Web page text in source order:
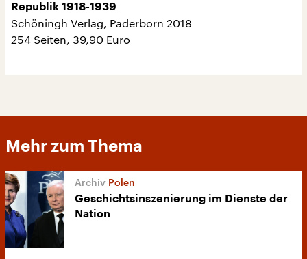
Republik 1918-1939
Schöningh Verlag, Paderborn 2018
254 Seiten, 39,90 Euro
Mehr zum Thema
Polen
Geschichtsinszenierung im Dienste der
Nation